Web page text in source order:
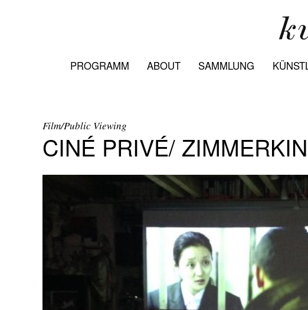
PROGRAMM ABOUT SAMMLUNG
Film/Public Viewing
CINÉ PRIVÉ/